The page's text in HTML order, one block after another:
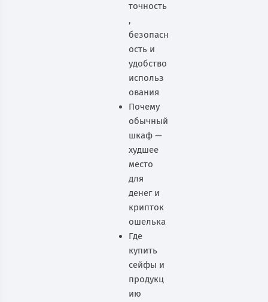
точность
,
безопасн
ость и
удобство
использ
ования
Почему
обычный
шкаф —
худшее
место
для
денег и
крипток
ошелька
Где
купить
сейфы и
продукц
ию